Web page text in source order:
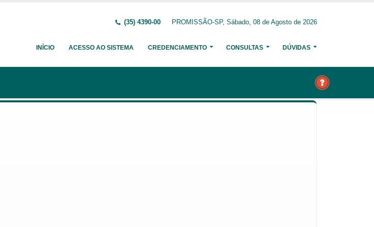
(35) 4390-00 PROMISSÃO-SP, Sábado, 08 de Agosto de 2026
INÍCIO ACESSO AO SISTEMA CREDENCIAMENTO CONSULTAS DÚVIDAS